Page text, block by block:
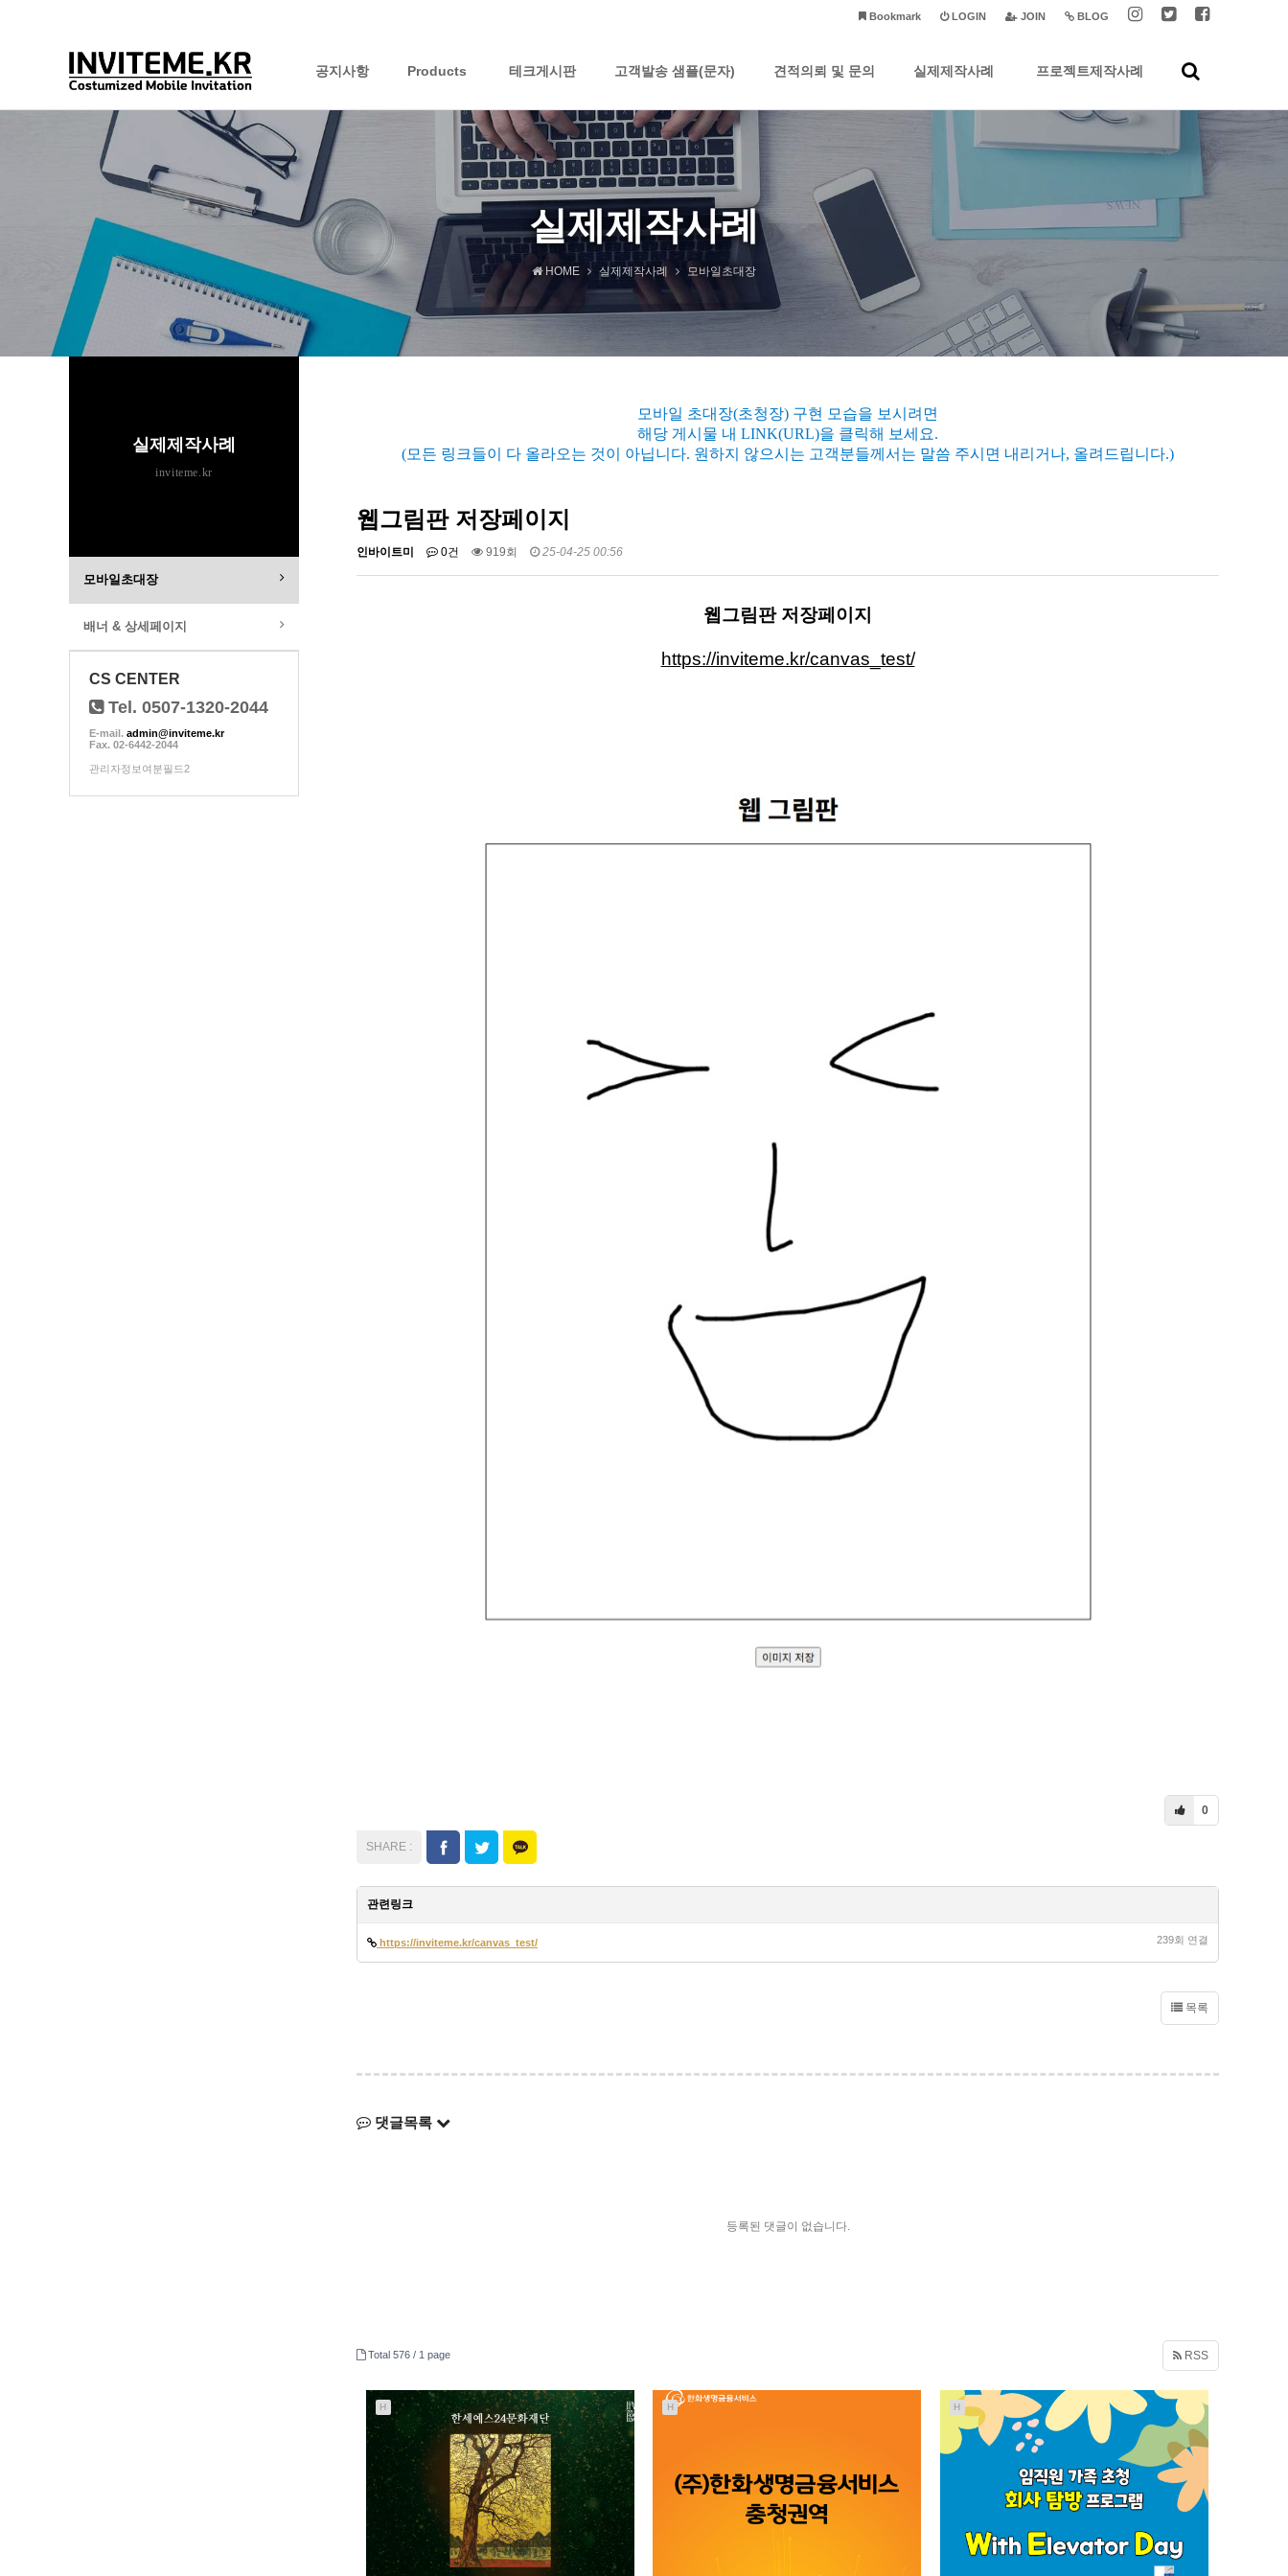
BLOG
JOIN
LOGIN
Bookmark
공지사항 Products 테크게시판 고객발송 샘플(문자) 견적의뢰 및 문의 실제제작사례
하위분류
프로젝트제작사례
실제제작사례
HOME 실제제작사례 모바일초대장
모바일 초대장(초청장) 구현 모습을 보시려면
해당 게시물 내 LINK(URL)을 클릭해 보세요.
(모든 링크들이 다 올라오는 것이 아닙니다. 원하지 않으시는 고객분들께서는 말씀 주시면 내리거나, 올려드립니다.)
웹그림판 저장페이지
인바이트미 0건 919회 25-04-25 00:56
웹그림판 저장페이지
https://inviteme.kr/canvas_test/
0
관련링크
https://inviteme.kr/canvas_test/ 239회 연결
목록
댓글목록
등록된 댓글이 없습니다.
Total 576 / 1 page RSS
H H H
실제제작사례
inviteme.kr
모바일초대장
배너 & 상세페이지
CS CENTER
Tel. 0507-1320-2044
E-mail. admin@inviteme.kr
Fax. 02-6442-2044
관리자정보여분필드2